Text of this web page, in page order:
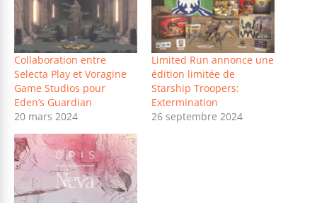
Collaboration entre
Selecta Play et Voragine
Game Studios pour
Eden’s Guardian
20 mars 2024
Limited Run annonce une
édition limitée de
Starship Troopers:
Extermination
26 septembre 2024